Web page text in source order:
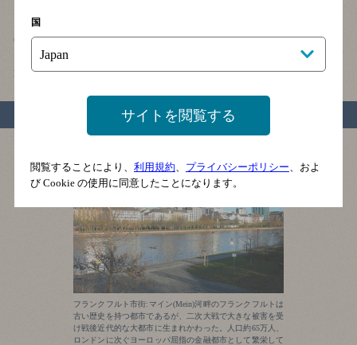
ングがセットになっている。Ardbeg, Bowmore, Glenfiddich,
Glenmorangie, Highland Park, The Macallanなどスコッチ･シングル･
モルトのセミナーが大半を占めたが、日本のサントリーや東亜酒
造のセミナーも非常な注目を集めた。
フランクフルト市街:マイン(Mein)河畔のフランクフルトは
古い歴史を持つ都市であるが、二次大戦で大きな被害を受
け戦後近代的な大都市に生まれかわった。人口約65万人、
ロンドンに次ぐヨーロッパ屈指の金融都市として繁栄して
国
サイトを閲覧する
閲覧することにより、 利用規約、 プライバシーポリシー、およ
び Cookie の使用に同意したことになります。